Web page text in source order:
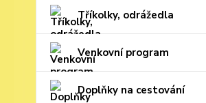
Tříkolky, odrážedla
Venkovní program
Doplňky na cestování